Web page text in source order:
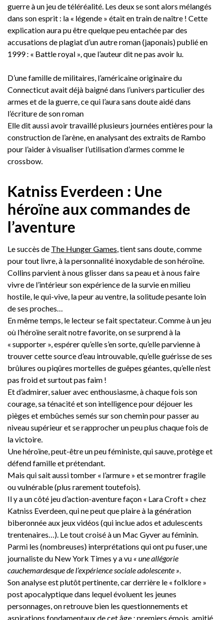
guerre à un jeu de téléréalité. Les deux se sont alors mélangés
dans son esprit : la « légende » était en train de naître ! Cette
explication aura pu être quelque peu entachée par des
accusations de plagiat d’un autre roman (japonais) publié en
1999 : « Battle royal », que l’auteur dit ne pas avoir lu.
D’une famille de militaires, l’américaine originaire du
Connecticut avait déjà baigné dans l’univers particulier des
armes et de la guerre, ce qui l’aura sans doute aidé dans
l’écriture de son roman
Elle dit aussi avoir travaillé plusieurs journées entières pour la
construction de l’arène, en analysant des extraits de Rambo
pour l’aider à visualiser l’utilisation d’armes comme le
crossbow.
Katniss Everdeen : Une
héroïne aux commandes de
l’aventure
Le succès de The Hunger Games, tient sans doute, comme
pour tout livre, à la personnalité inoxydable de son héroïne.
Collins parvient à nous glisser dans sa peau et à nous faire
vivre de l’intérieur son expérience de la survie en milieu
hostile, le qui-vive, la peur au ventre, la solitude pesante loin
de ses proches…
En même temps, le lecteur se fait spectateur. Comme à un jeu
où l’héroïne serait notre favorite, on se surprend à la
« supporter », espérer qu’elle s’en sorte, qu’elle parvienne à
trouver cette source d’eau introuvable, qu’elle guérisse de ses
brûlures ou piqûres mortelles de guêpes géantes, qu’elle n’est
pas froid et surtout pas faim !
Et d’admirer, saluer avec enthousiasme, à chaque fois son
courage, sa ténacité et son intelligence pour déjouer les
pièges et embûches semés sur son chemin pour passer au
niveau supérieur et se rapprocher un peu plus chaque fois de
la victoire.
Une héroïne, peut-être un peu féministe, qui sauve, protège et
défend famille et prétendant.
Mais qui sait aussi tomber « l’armure » et se montrer fragile
ou vulnérable (plus rarement toutefois).
Il y a un côté jeu d’action-aventure façon « Lara Croft » chez
Katniss Everdeen, qui ne peut que plaire à la génération
biberonnée aux jeux vidéos (qui inclue ados et adulescents
trentenaires…). Le tout croisé à un Mac Gyver au féminin.
Parmi les (nombreuses) interprétations qui ont pu fuser, une
journaliste du New York Times y a vu « une allégorie
cauchemardesque de l’expérience sociale adolescente ».
Son analyse est plutôt pertinente, car derrière le « folklore »
post apocalyptique dans lequel évoluent les jeunes
personnages, on retrouve bien les questionnements et
aspirations fondamentaux de cet âge : premiers émois, amitié,